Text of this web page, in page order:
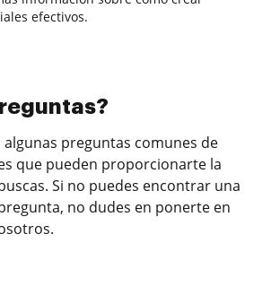
efectivos.
preguntas comunes de
que pueden proporcionarte la
Si no puedes encontrar una
no dudes en ponerte en